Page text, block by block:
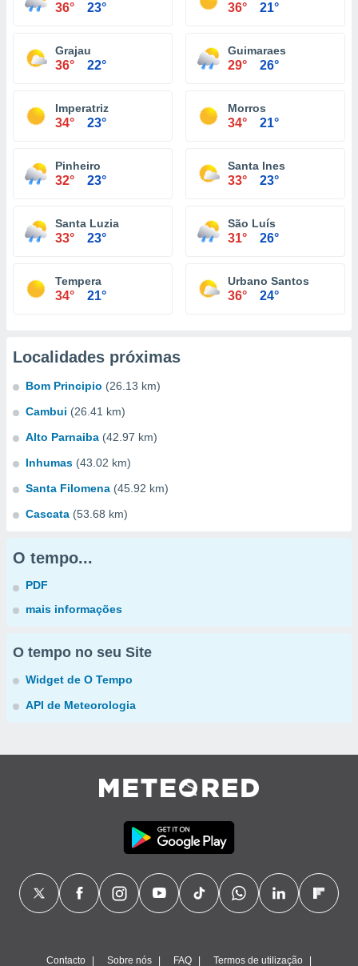
36° 23° 36° 21°
Grajau
36° 22°
Guimaraes
29° 26°
Imperatriz
34° 23°
Morros
34° 21°
Pinheiro
32° 23°
Santa Ines
33° 23°
Santa Luzia
33° 23°
São Luís
31° 26°
Tempera
34° 21°
Urbano Santos
36° 24°
Localidades próximas
Bom Principio (26.13 km)
Cambui (26.41 km)
Alto Parnaiba (42.97 km)
Inhumas (43.02 km)
Santa Filomena (45.92 km)
Cascata (53.68 km)
O tempo...
PDF
mais informações
O tempo no seu Site
Widget de O Tempo
API de Meteorologia
Contacto Sobre nós FAQ Termos de utilização